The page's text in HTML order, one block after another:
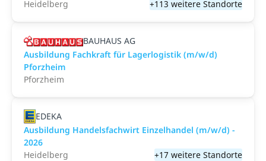
Heidelberg
+113 weitere Standorte
BAUHAUS AG
Ausbildung Fachkraft für Lagerlogistik (m/w/d)
Pforzheim
Pforzheim
EDEKA
Ausbildung Handelsfachwirt Einzelhandel (m/w/d) -
2026
Heidelberg
+17 weitere Standorte